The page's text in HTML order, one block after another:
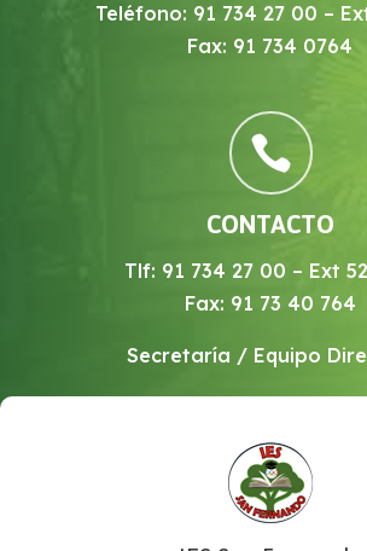
Teléfono: 91 734 27 00 –
Fax: 91 734 0764

CONTACTO
Tlf: 91 734 27 00 – Ext
Fax: 91 73 40 764
Secretaría / Equipo